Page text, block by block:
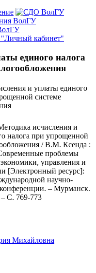
ВолГУ
"Личный кабинет"
единого налога
и уплаты единого
системе
исчисления и
налога при упрощенной
/ В.М. Ксенда :
проблемы
управления и
[Электронный ресурс]:
научно-
– Мурманск.
С. 769-773
Михайловна